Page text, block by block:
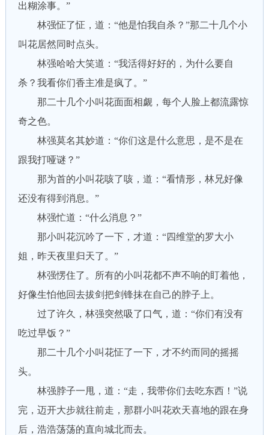
出糊涂事。”
林强怔了怔，道：“他是怕我自杀？”那二十几个小
叫花居然同时点头。
林强哈哈大笑道：“我活得好好的，为什么要自
杀？我看你们香主准是疯了。”
那二十几个小叫花面面相觑，每个人脸上都流露惊
奇之色。
林强莫名其妙道：“你们这是什么意思，是不是在
跟我打哑谜？”
那为首的小叫花咳了咳，道：“看情形，林兄好像
还没有得到消息。”
林强忙道：“什么消息？”
那小叫花沉吟了一下，才道：“四维堂的罗大小
姐，昨天夜里归天了。”
林强愣住了。所有的小叫花都不声不响的盯着他，
好像生怕他回去拔剑把剑锋抹在自己的脖子上。
过了许久，林强突然吸了口气，道：“你们有没有
吃过早饭？”
那二十几个小叫花怔了一下，才不约而同的摇摇
头。
林强脖子一甩，道：“走，我带你们去吃东西！”说
完，迈开大步就往前走，那群小叫花欢天喜地的跟在身
后，浩浩荡荡的直向城北而去。